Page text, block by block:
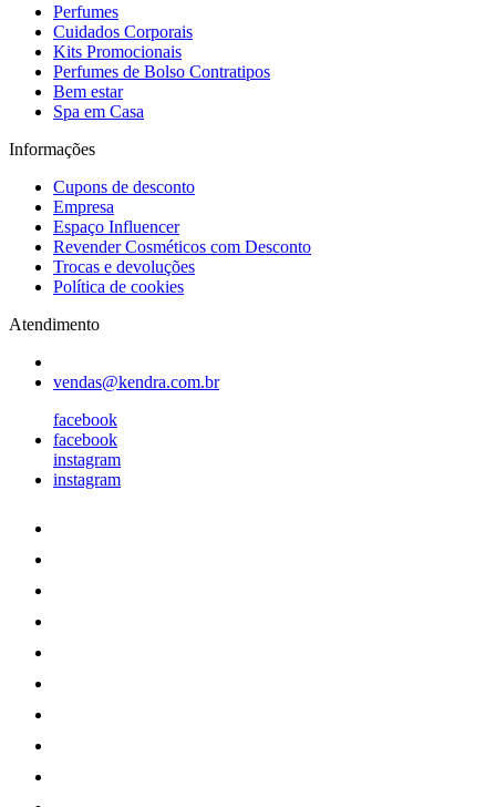
Perfumes
Cuidados Corporais
Kits Promocionais
Perfumes de Bolso Contratipos
Bem estar
Spa em Casa
Informações
Cupons de desconto
Empresa
Espaço Influencer
Revender Cosméticos com Desconto
Trocas e devoluções
Política de cookies
Atendimento
vendas@kendra.com.br
facebook
facebook
instagram
instagram